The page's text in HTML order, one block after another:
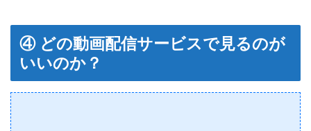
④ どの動画配信サービスで見るのが
いいのか？